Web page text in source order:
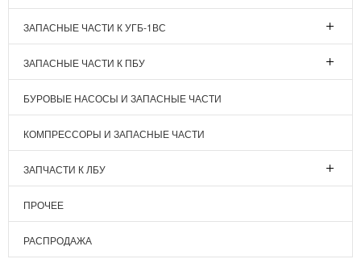
ЗАПАСНЫЕ ЧАСТИ К УГБ-1ВС
ЗАПАСНЫЕ ЧАСТИ К ПБУ
БУРОВЫЕ НАСОСЫ И ЗАПАСНЫЕ ЧАСТИ
КОМПРЕССОРЫ И ЗАПАСНЫЕ ЧАСТИ
ЗАПЧАСТИ К ЛБУ
ПРОЧЕЕ
РАСПРОДАЖА